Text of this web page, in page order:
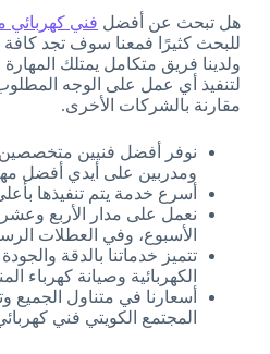
هل تبحث عن أفضل فني كهربائي
للبحث كثيرًا فمعنا سوف تجد كافة
ولدينا فريق متكامل يمتلك المهارة
لتنفيذ أي عمل على الوجه
مقارنة بالشركات الأخرى.
نوفر أفضل فنيين متخصصين
ومدربين على أيدي أفضل
أسرع خدمة يتم تنفيذها
نعمل على مدار الأربع
الأسبوع، وفي العطلات
تتميز خدماتنا بالدقة
الكهربائية وصيانة كهرباء
أسعارنا في متناول الجميع
المجتمع الكويتي فني